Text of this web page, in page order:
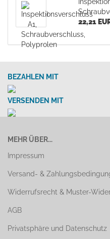
22,21
BEZAHLEN MIT
VERSENDEN MIT
MEHR ÜBER...
Impressum
Versand- &
Widerrufsrecht & Muster-
AGB
Privatsphäre und Datenschutz